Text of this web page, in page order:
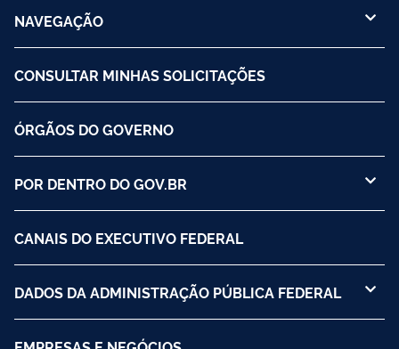
NAVEGAÇÃO
CONSULTAR MINHAS SOLICITAÇÕES
ÓRGÃOS DO GOVERNO
POR DENTRO DO GOV.BR
CANAIS DO EXECUTIVO FEDERAL
DADOS DA ADMINISTRAÇÃO PÚBLICA FEDERAL